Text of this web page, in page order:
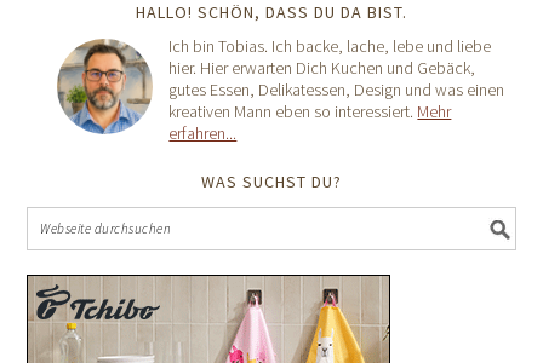
HALLO! SCHÖN, DASS DU DA BIST.
Ich bin Tobias. Ich backe, lache, lebe und liebe
hier. Hier erwarten Dich Kuchen und Gebäck,
gutes Essen, Delikatessen, Design und was einen
kreativen Mann eben so interessiert. Mehr
erfahren...
WAS SUCHST DU?